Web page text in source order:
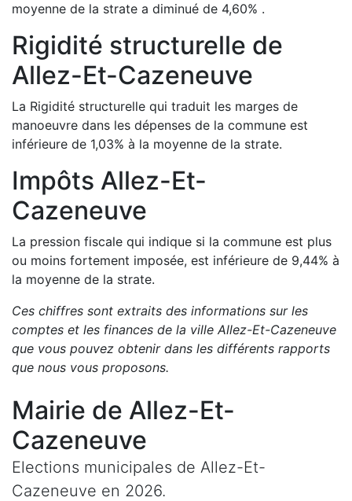
moyenne de la strate a diminué de 4,60% .
Rigidité structurelle de
Allez-Et-Cazeneuve
La Rigidité structurelle qui traduit les marges de
manoeuvre dans les dépenses de la commune est
inférieure de 1,03% à la moyenne de la strate.
Impôts Allez-Et-
Cazeneuve
La pression fiscale qui indique si la commune est plus
ou moins fortement imposée, est inférieure de 9,44% à
la moyenne de la strate.
Ces chiffres sont extraits des informations sur les
comptes et les finances de la ville Allez-Et-Cazeneuve
que vous pouvez obtenir dans les différents rapports
que nous vous proposons.
Mairie de Allez-Et-
Cazeneuve
Elections municipales de Allez-Et-
Cazeneuve en 2026.